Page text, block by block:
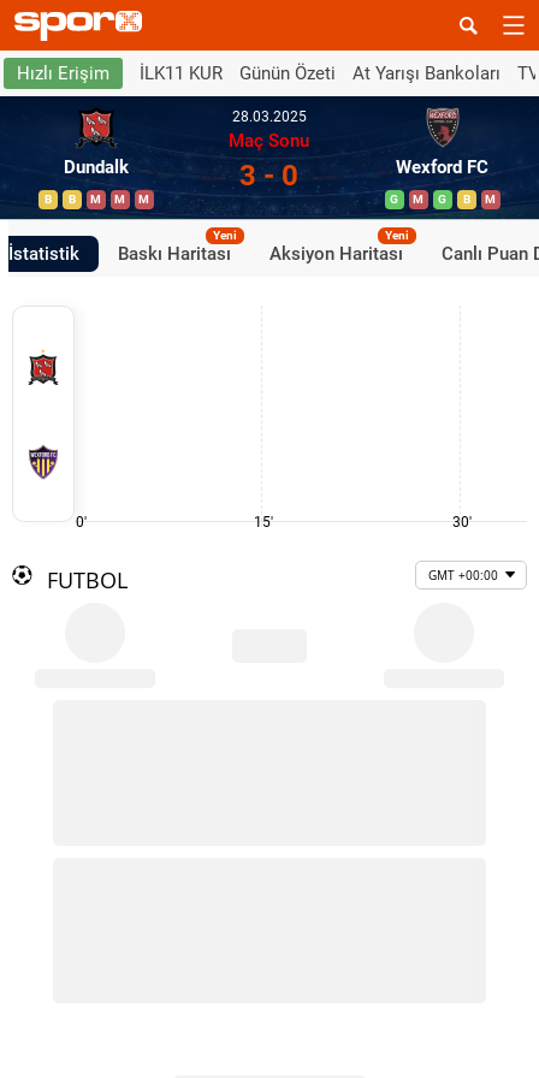
Hızlı Erişim İLK11 KUR Günün Özeti At Yarışı Bankoları
Dundalk
B B M M M
28.03.2025
Maç Sonu
3 - 0 Wexford FC
G M G B M
İstatistik Baskı Haritası
Yeni
Aksiyon Haritası
Yeni
Canlı Puan
0' 15' 30'
FUTBOL GMT +00:00